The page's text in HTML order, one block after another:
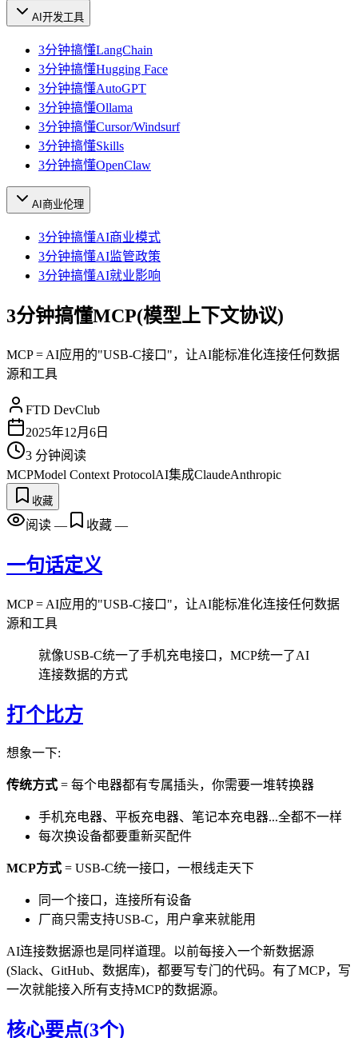
AI开发工具
3分钟搞懂LangChain
3分钟搞懂Hugging Face
3分钟搞懂AutoGPT
3分钟搞懂Ollama
3分钟搞懂Cursor/Windsurf
3分钟搞懂Skills
3分钟搞懂OpenClaw
AI商业伦理
3分钟搞懂AI商业模式
3分钟搞懂AI监管政策
3分钟搞懂AI就业影响
3分钟搞懂MCP(模型上下文协议)
MCP = AI应用的"USB-C接口"，让AI能标准化连接任何数据
源和工具
FTD DevClub
2025年12月6日
3 分钟阅读
MCPModel Context ProtocolAI集成ClaudeAnthropic
收藏
阅读 — 收藏 —
一句话定义
MCP = AI应用的"USB-C接口"，让AI能标准化连接任何数据
源和工具
就像USB-C统一了手机充电接口，MCP统一了AI
连接数据的方式
打个比方
想象一下:
传统方式 = 每个电器都有专属插头，你需要一堆转换器
手机充电器、平板充电器、笔记本充电器...全都不一样
每次换设备都要重新买配件
MCP方式 = USB-C统一接口，一根线走天下
同一个接口，连接所有设备
厂商只需支持USB-C，用户拿来就能用
AI连接数据源也是同样道理。以前每接入一个新数据源
(Slack、GitHub、数据库)，都要写专门的代码。有了MCP，写
一次就能接入所有支持MCP的数据源。
核心要点(3个)